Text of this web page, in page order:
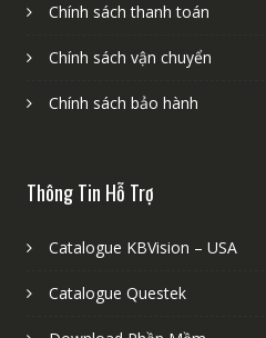
Chính sách thanh toán
Chính sách vận chuyển
Chính sách bảo hành
Thông Tin Hỗ Trợ
Catalogue KBVision – USA
Catalogue Questek